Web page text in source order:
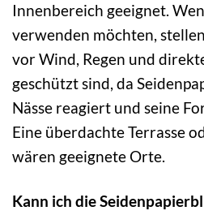
Innenbereich geeignet.
verwenden möchten,
vor Wind, Regen und
geschützt sind, da
Nässe reagiert und seine
Eine überdachte Terrasse
wären geeignete Orte.
Kann ich die